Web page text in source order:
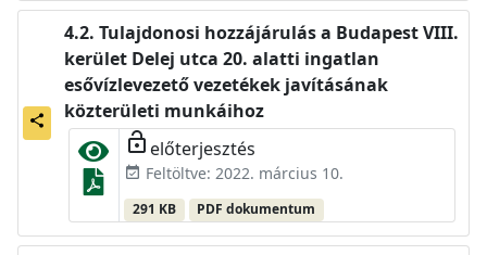
share
Tulajdonosi hozzájárulás a Budapest VIII.
kerület Delej utca 20. alatti ingatlan
esővízlevezető vezetékek javításának
közterületi munkáihoz
lock_open előterjesztés
event_available Feltöltve: 2022. március 10.
291 KB PDF dokumentum